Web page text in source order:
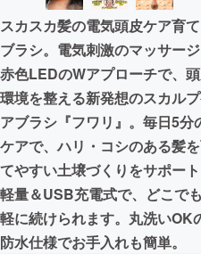
CAMPFIREふるさと納税
スカスカ髪の電気頭皮ケア育
ブラシ。電気刺激のマッサー
赤色LEDのWアプローチで、
環境を整える新発想のスカル
アブラシ『フワリ』。毎日5分
ケアで、ハリ・コシのある髪
てやすい土壌づくりをサポート
軽量＆USB充電式で、どこで
軽に続けられます。丸洗いOK
防水仕様でお手入れも簡単。